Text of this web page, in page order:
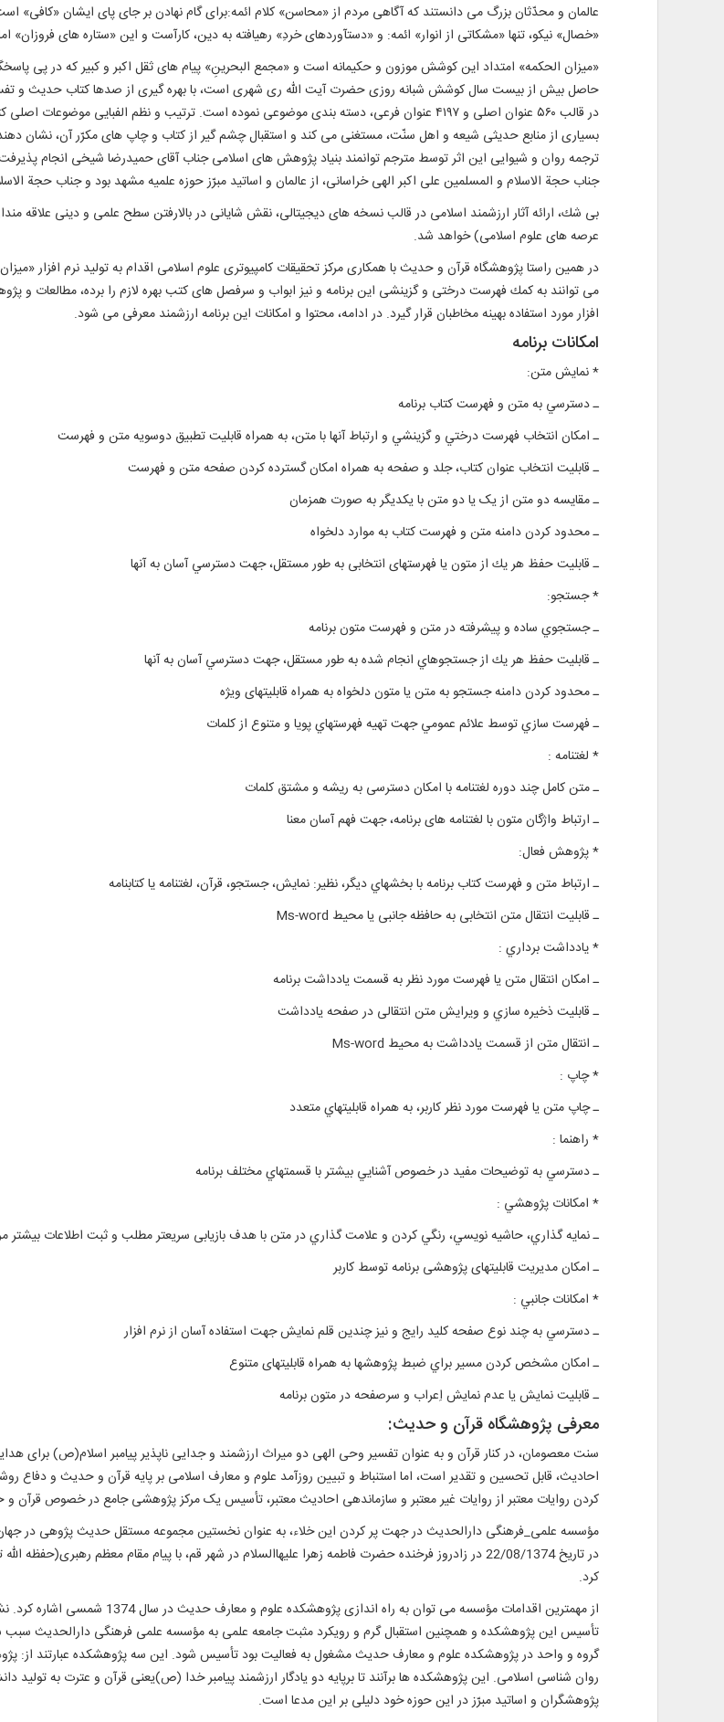
عالمان و محدّثان بزرگ مى دانستند كه آگاهى مردم از «محاسن» كلام ائمه:براى گام نهادن بر جاى پاى ايشان
«خصال» نيكو، تنها «مشكاتى از انوار» ائمه: و «دستآوردهاى خردِ» رهيافته به دين، كارآست و اين «ستاره هاى فروزان»
«ميزان الحكمه» امتداد اين كوشش موزون و حكيمانه است و «مجمع البحرينِ» پيام هاى ثقل اكبر و كبير كه در پى
حاصل بيش از بيست سال كوشش شبانه روزى حضرت آیت الله رى شهرى است، با بهره گيرى از صدها كتاب حديث و
در قالب ۵۶۰ عنوان اصلى و ۴۱۹۷ عنوان فرعى، دسته بندى موضوعى نموده است. ترتيب و نظم الفبايى
بسيارى از منابع حديثى شيعه و اهل سنّت، مستغنى مى كند و استقبال چشم گير از كتاب و چاپ هاى مكرّر آن، نشان
ترجمه روان و شیوایی این اثر توسط مترجم توانمند بنیاد پژوهش های اسلامی جناب آقای حمیدرضا شیخی انجام
جناب حجة الاسلام و المسلمين على اكبر الهى خراسانى، از عالمان و اساتيد مبرّز حوزه علميه مشهد بود و جناب حجة
بی شك، ارائه آثار ارزشمند اسلامی در قالب نسخه های ديجيتالی، نقش شايانی در بالارفتن سطح علمی و دينی
عرصه های علوم اسلامی) خواهد شد.
در همین راستا پژوهشگاه قرآن و حدیث با همکاری مركز تحقيقات كامپيوتری علوم اسلامی اقدام به توليد نرم افزار
می توانند به كمك فهرست درختی و گزينشی اين برنامه و نيز ابواب و سرفصل های كتب بهره لازم را برده، مطالعات و
افزار مورد استفاده بهينه مخاطبان قرار گيرد. در ادامه، محتوا و امكانات اين برنامه ارزشمند معرفی می شود.
امكانات برنامه
* نمايش متن:
ـ دسترسي به متن و فهرست کتاب برنامه
ـ امكان انتخاب فهرست درختي و گزينشي و ارتباط آنها با متن، به همراه قابليت تطبیق دوسویه متن و فهرست
ـ قابليت انتخاب عنوان كتاب، جلد و صفحه به همراه امكان گسترده كردن صفحه متن و فهرست
ـ مقايسه دو متن از یک یا دو متن با یکدیگر به صورت همزمان
ـ محدود كردن دامنه متن و فهرست کتاب به موارد دلخواه
ـ قابليت حفظ هر يك از متون یا فهرستهای انتخابی به طور مستقل، جهت دسترسي ‌آسان به آنها
* جستجو:
ـ جستجوي ساده و پيشرفته در متن و فهرست متون برنامه
ـ قابليت حفظ هر يك از جستجوهاي انجام ‌‌شده به طور مستقل، جهت دسترسي ‌آسان به آنها
ـ محدود کردن دامنه جستجو به متن یا متون دلخواه به همراه قابلیتهای ویژه
ـ فهرست‌ سازي توسط علائم عمومي جهت تهيه فهرستهاي پويا و متنوع از كلمات
* لغتنامه :
ـ متن کامل چند دوره لغتنامه با امکان دسترسی به ريشه و مشتق کلمات
ـ ارتباط واژگان متون با لغتنامه های برنامه، جهت فهم آسان معنا
* پژوهش فعال:
ـ ارتباط متن و فهرست کتاب برنامه با بخشهاي دیگر، نظیر: نمايش، جستجو، قرآن، لغتنامه يا کتابنامه
ـ قابليت انتقال متن انتخابی به حافظه جانبی یا محیط Ms-word
* يادداشت برداري :
ـ امكان انتقال متن یا فهرست مورد نظر به قسمت یادداشت برنامه
ـ قابلیت ذخيره ‌سازي و ويرايش متن انتقالی در صفحه یادداشت
ـ انتقال متن از قسمت یادداشت به محيط Ms-word
* چاپ :
ـ چاپ متن یا فهرست مورد نظر کاربر، به همراه قابليتهاي متعدد
* راهنما :
ـ دسترسي به توضيحات مفيد در خصوص آشنايي بيشتر با قسمتهاي مختلف برنامه
* امكانات پژوهشي :
ـ نمايه‌ گذاري، حاشيه نويسي، رنگي كردن و علامت گذاري در متن با هدف بازیابی سریعتر مطلب و ثبت اطلاعات بیشتر
ـ امکان مدیریت قابلیتهای پژوهشی برنامه توسط کاربر
* امكانات جانبي :
ـ دسترسي به چند نوع صفحه‌ كليد رايج و نيز چندين قلم نمايش جهت استفاده آسان از نرم افزار
ـ امكان مشخص كردن مسير براي ضبط پژوهشها به همراه قابليتهای متنوع
ـ قابلیت نمایش یا عدم نمایش اِعراب و سرصفحه در متون برنامه
معرفی پژوهشگاه قرآن و حدیث:
سنت معصومان، در کنار قرآن و به عنوان تفسیر وحی الهی دو میراث ارزشمند و جدایی ناپذیر پیامبر اسلام(ص)
احادیث، قابل تحسین و تقدیر است، اما استنباط و تبیین روزآمد علوم و معارف اسلامی بر پایه قرآن و حدیث و دفاع
کردن روایات معتبر از روایات غیر معتبر و سازماندهی احادیث معتبر، تأسیس یک مرکز پژوهشی جامع در خصوص قرآن
مؤسسه علمی_فرهنگی دارالحدیث در جهت پر کردن این خلاء، به عنوان نخستین مجموعه مستقل حدیث پژوهی در
در تاریخ 22/08/1374 در زادروز فرخنده حضرت فاطمه زهرا عليهاالسلام در شهر قم، با پیام مقام معظم
کرد.
از مهمترین اقدامات مؤسسه می توان
تأسیس این پژوهشکده و همچنین استقبال گرم و رویکرد مثبت جامعه علمی به مؤسسه علمی فرهنگی دارالحدیث سبب
گروه و واحد در پژوهشکده علوم و معارف حدیث مشغول به فعالیت بود تأسیس شود. این سه پژوهشکده عبارتند از:
روان شناسی اسلامی. این پژوهشکده ها برآنند تا برپایه دو یادگار ارزشمند پیامبر خدا (ص)یعنی قرآن و عترت به تولید
پژوهشگران و اساتید مبرّز در این حوزه خود دلیلی بر این مدعا است.